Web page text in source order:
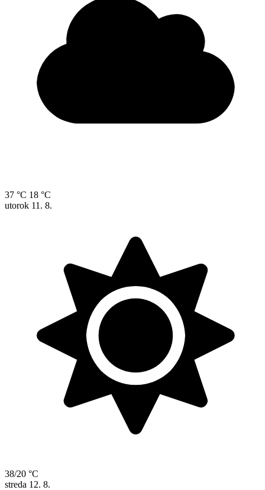
37 °C 18 °C
utorok 11. 8.
38/20 °C
streda 12. 8.